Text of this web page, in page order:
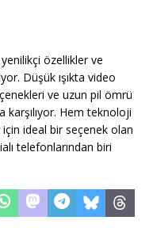
özellikler ve
Düşük ışıkta video
ve uzun pil ömrü
karşılıyor. Hem teknoloji
için ideal bir seçenek olan
telefonlarından biri